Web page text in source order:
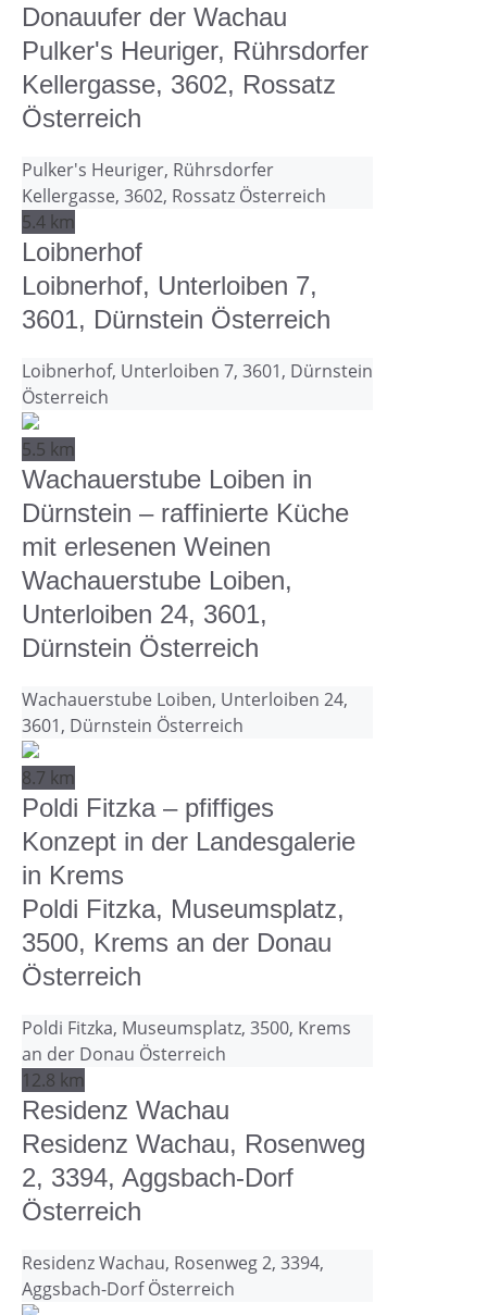
Donauufer der Wachau
Pulker's Heuriger, Rührsdorfer
Kellergasse, 3602, Rossatz
Österreich
Pulker's Heuriger, Rührsdorfer
Kellergasse, 3602, Rossatz Österreich
5.4 km
Loibnerhof
Loibnerhof, Unterloiben 7,
3601, Dürnstein Österreich
Loibnerhof, Unterloiben 7, 3601, Dürnstein
Österreich
5.5 km
Wachauerstube Loiben in
Dürnstein – raffinierte Küche
mit erlesenen Weinen
Wachauerstube Loiben,
Unterloiben 24, 3601,
Dürnstein Österreich
Wachauerstube Loiben, Unterloiben 24,
3601, Dürnstein Österreich
8.7 km
Poldi Fitzka – pfiffiges
Konzept in der Landesgalerie
in Krems
Poldi Fitzka, Museumsplatz,
3500, Krems an der Donau
Österreich
Poldi Fitzka, Museumsplatz, 3500, Krems
an der Donau Österreich
12.8 km
Residenz Wachau
Residenz Wachau, Rosenweg
2, 3394, Aggsbach-Dorf
Österreich
Residenz Wachau, Rosenweg 2, 3394,
Aggsbach-Dorf Österreich